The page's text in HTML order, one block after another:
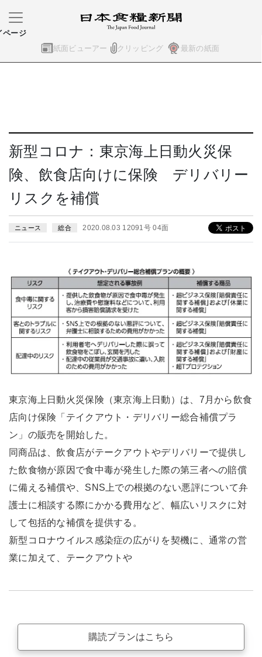
紙面ビューアー クリッピング 最新の紙面
ページ
新型コロナ：東京海上日動火災保
険、飲食店向けに保険 デリバリー
リスクを補償
ニュース 総合 2020.08.03 12091号 04面
東京海上日動火災保険（東京海上日動）は、7月から飲食
店向け保険「テイクアウト・デリバリー総合補償プラ
ン」の販売を開始した。
同商品は、飲食店がテークアウトやデリバリーで提供し
た飲食物が原因で食中毒が発生した際の第三者への賠償
に備える補償や、SNS上での根拠のない悪評について弁
護士に相談する際にかかる費用など、幅広いリスクに対
して包括的な補償を提供する。
新型コロナウイルス感染症の広がりを契機に、通常の営
業に加えて、テークアウトや
購読プランはこちら